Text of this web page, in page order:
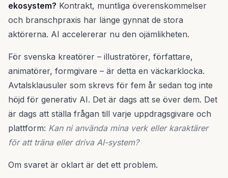
ekosystem? Kontrakt, muntliga överenskommelser
och branschpraxis har länge gynnat de stora
aktörerna. AI accelererar nu den ojämlikheten.
För svenska kreatörer – illustratörer, författare,
animatörer, formgivare – är detta en väckarklocka.
Avtalsklausuler som skrevs för fem år sedan tog inte
höjd för generativ AI. Det är dags att se över dem. Det
är dags att ställa frågan till varje uppdragsgivare och
plattform: Kan ni använda mina verk eller karaktärer
för att träna eller driva AI-system?
Om svaret är oklart är det ett problem.